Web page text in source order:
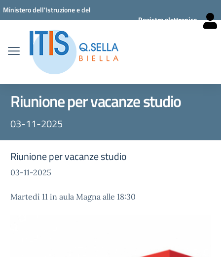
Vai ai contenuti
Vai al menu di navigazione
Vai al footer
Ministero dell'Istruzione e del
Registro elettronico
Riunione per vacanze studio
03-11-2025
Riunione per vacanze studio
03-11-2025
Martedì 11 in aula Magna alle 18:30